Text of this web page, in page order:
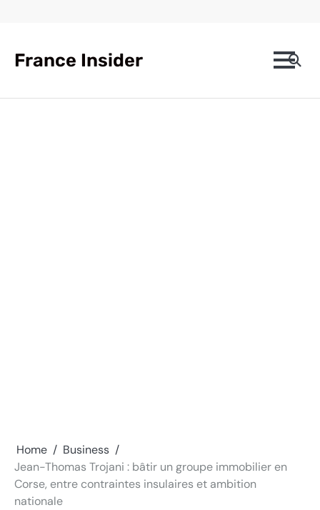
France Insider
Home
Business
Jean-Thomas Trojani : bâtir un groupe immobilier en
Corse, entre contraintes insulaires et ambition
nationale